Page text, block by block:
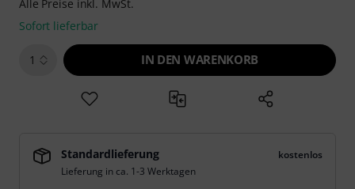
Alle Preise inkl. MwSt.
Sofort lieferbar
1 IN DEN WARENKORB
Standardlieferung
kostenlos
Lieferung in ca. 1-3 Werktagen